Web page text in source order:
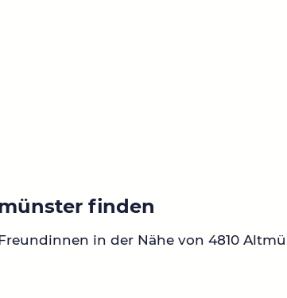
finden
in der Nähe von 4810